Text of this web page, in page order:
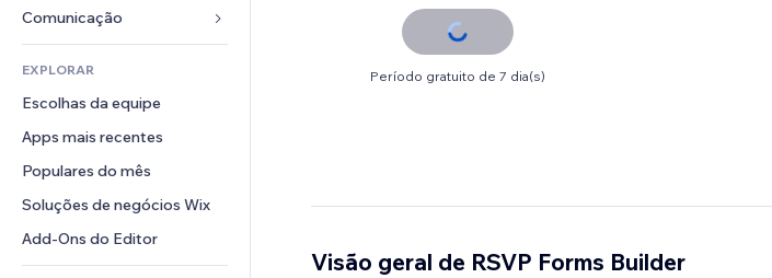
Listas do site
Email
Contabilidade
Cupons e fidelidade
Soluções de armazenamento
Restaurantes
Imobiliária
Meus agendamentos
Músicas
Podcasts
Fotografia
Vídeo
PDF
Compartilhamento de arquivos
Notícias
Mapas e navegação
Privacidade e segurança
Relógio
Templates de página
Efeitos de imagem
Botões e menus
Banners e selos
Calculadoras
Busca
Formulários
Enquetes
Chat
Comentários
Telefone
Comunidade
Avaliações e depoimentos
EXPLORAR
Escolhas da equipe
Apps mais recentes
Populares do mês
Soluções de negócios Wix
Add-Ons do Editor
Período gratuito de 7 dia(s)
Visão geral de RSVP Forms Builder